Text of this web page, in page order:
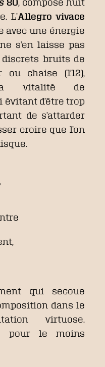
80, composé huit
L’Allegro vivace
avec une énergie
s’en laisse pas
bruits de
chaise (1’12),
vitalité de
d’être trop
de s’attarder
croire que l’on
qui secoue
dans le
virtuose.
pour le moins